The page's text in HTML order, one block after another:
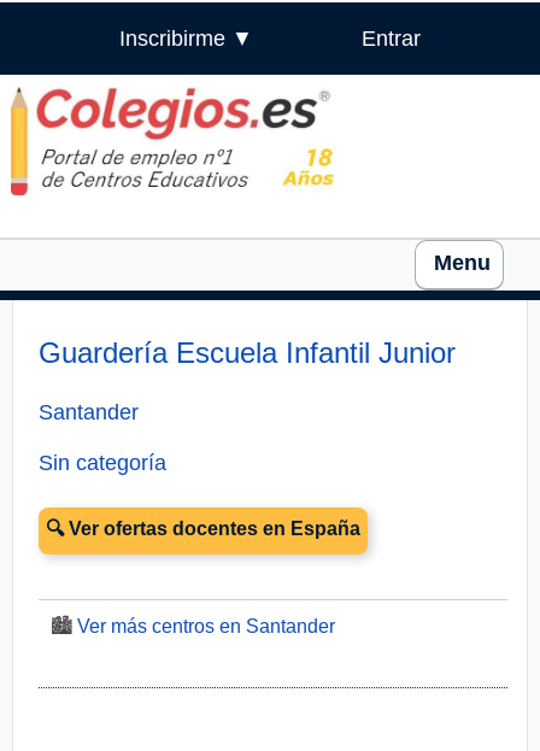
Inscribirme ▼ Entrar
Menu
Guardería Escuela Infantil Junior
Santander
Sin categoría
🔍 Ver ofertas docentes en España
🏙️Ver más centros en Santander